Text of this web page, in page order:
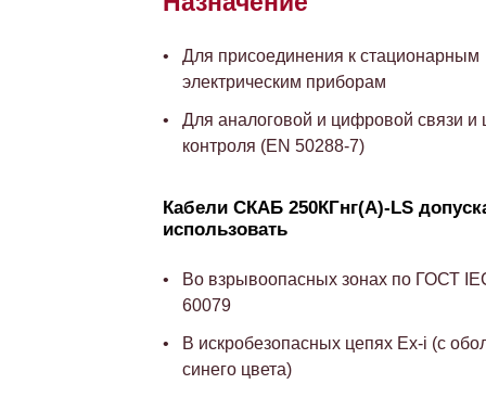
Для присоединения к стационарным
электрическим приборам
Для аналоговой и цифровой связи и
контроля (EN 50288-7)
Кабели СКАБ 250КГнг(А)-LS
использовать
Во взрывоопасных зонах по ГОСТ
60079
В искробезопасных цепях Ex-i (с
синего цвета)